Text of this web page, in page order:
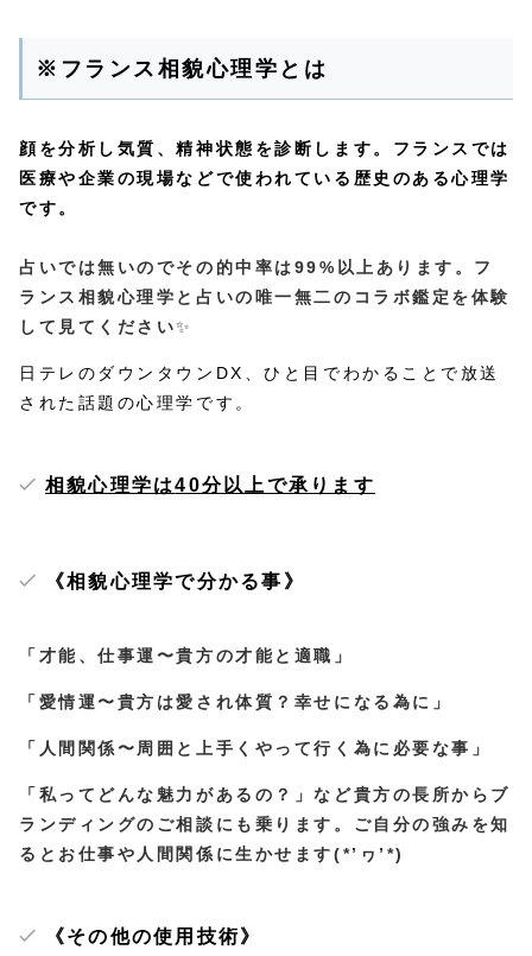
※フランス相貌心理学とは
顔を分析し気質、精神状態を診断します。フランスでは
医療や企業の現場などで使われている歴史のある心理学
です。
占いでは無いのでその的中率は99%以上あります。フ
ランス相貌心理学と占いの唯一無二のコラボ鑑定を体験
して見てください✨
日テレのダウンタウンDX、ひと目でわかることで放送
された話題の心理学です。
相貌心理学は40分以上で承ります
《相貌心理学で分かる事》
「才能、仕事運〜貴方の才能と適職」
「愛情運〜貴方は愛され体質？幸せになる為に」
「人間関係〜周囲と上手くやって行く為に必要な事」
「私ってどんな魅力があるの？」など貴方の長所からブ
ランディングのご相談にも乗ります。ご自分の強みを知
るとお仕事や人間関係に生かせます(*’ヮ’*)
《その他の使用技術》